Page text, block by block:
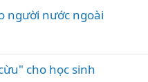
người nước ngoài
cho học sinh